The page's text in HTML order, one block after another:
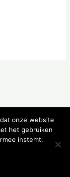
onze website
het gebruiken
instemt.